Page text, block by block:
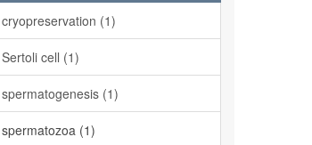
cryopreservation (1)
Sertoli cell (1)
spermatogenesis (1)
spermatozoa (1)